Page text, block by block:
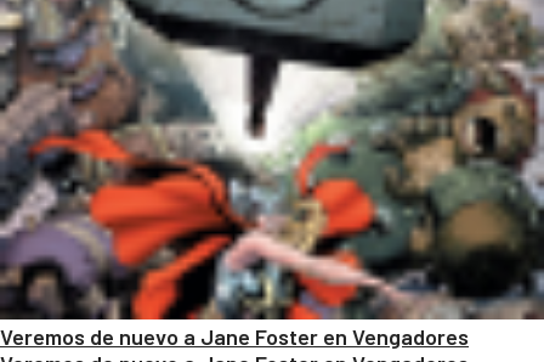
Veremos de nuevo a Jane Foster en Vengadores